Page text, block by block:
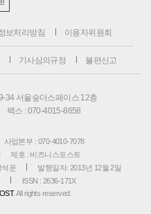
보처리방침 이용자위원회
기사심의규정 불편신고
34 서울숲더스페이스 12층
팩스 : 070-4015-8658
사업본부 : 070-4010-7078
제호 : 비즈니스포스트
석운
발행일자: 2013년 12월 2일
ISSN : 2636-171X
. All rights reserved.